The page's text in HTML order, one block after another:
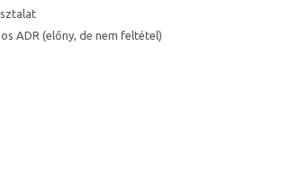
ADR (előny, de nem feltétel)